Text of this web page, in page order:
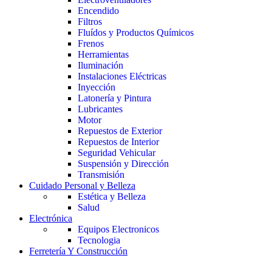
Encendido
Filtros
Fluídos y Productos Químicos
Frenos
Herramientas
Iluminación
Instalaciones Eléctricas
Inyección
Latonería y Pintura
Lubricantes
Motor
Repuestos de Exterior
Repuestos de Interior
Seguridad Vehicular
Suspensión y Dirección
Transmisión
Cuidado Personal y Belleza
Estética y Belleza
Salud
Electrónica
Equipos Electronicos
Tecnologia
Ferretería Y Construcción